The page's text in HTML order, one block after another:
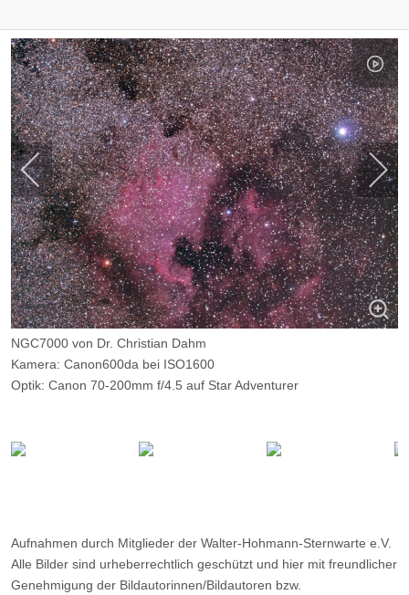
NGC7000 von Dr. Christian Dahm
Kamera: Canon600da bei ISO1600
Optik: Canon 70-200mm f/4.5 auf Star Adventurer
Ort: Calar-Alto-Observatorium (Spanien; 2160 Meter hoch)
Aufnahmen durch Mitglieder der Walter-Hohmann-Sternwarte e.V.
Alle Bilder sind urheberrechtlich geschützt und hier mit freundlicher
Genehmigung der Bildautorinnen/Bildautoren bzw.